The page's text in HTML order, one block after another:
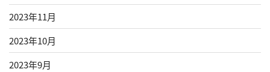
2023年11月
2023年10月
2023年9月